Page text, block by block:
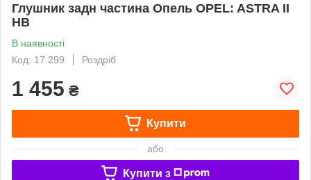
Глушник задн частина Опель OPEL: ASTRA II
HB
В наявності
Код: 17.299
Роздріб
1 455 ₴
Купити
або
Купити з